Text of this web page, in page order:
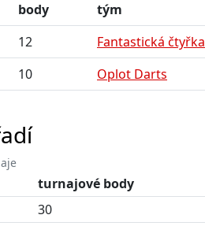
body
tým
12
Fantastická čtyřka
10 Oplot Darts
turnajové body
30